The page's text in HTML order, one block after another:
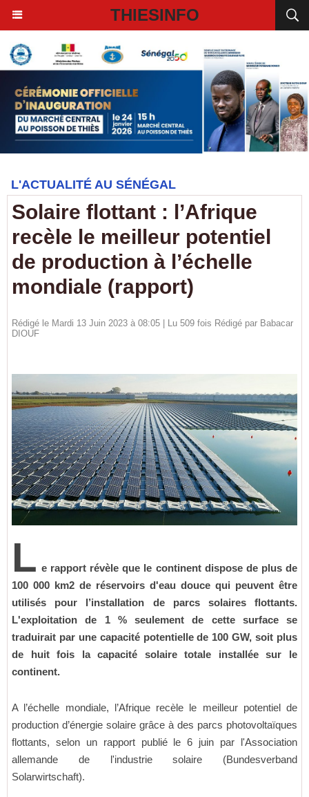
THIESINFO
L'ACTUALITÉ AU SÉNÉGAL
Solaire flottant : l’Afrique
recèle le meilleur potentiel
de production à l’échelle
mondiale (rapport)
Rédigé le Mardi 13 Juin 2023 à 08:05 | Lu 509 fois Rédigé par Babacar
DIOUF
L e rapport révèle que le continent dispose de plus de
100 000 km2 de réservoirs d'eau douce qui peuvent être
utilisés pour l’installation de parcs solaires flottants.
L'exploitation de 1 % seulement de cette surface se
traduirait par une capacité potentielle de 100 GW, soit plus
de huit fois la capacité solaire totale installée sur le
continent.
A l’échelle mondiale, l’Afrique recèle le meilleur potentiel de
production d’énergie solaire grâce à des parcs photovoltaïques
flottants, selon un rapport publié le 6 juin par l'Association
allemande de l'industrie solaire (Bundesverband
Solarwirtschaft).